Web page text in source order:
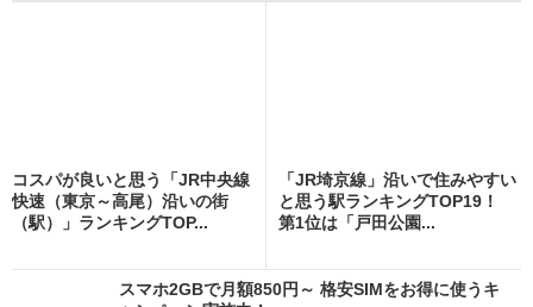
コスパが良いと思う「JR中央線
快速（東京～高尾）沿いの街
（駅）」ランキングTOP...
「JR埼京線」沿いで住みやすい
と思う駅ランキングTOP19！
第1位は「戸田公園...
スマホ2GBで月額850円～ 格安SIMをお得に使うキ